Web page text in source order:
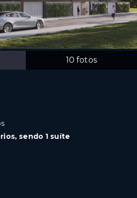
10 fotos
sendo 1 suíte